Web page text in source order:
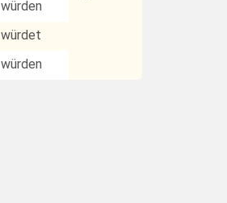
würden
würdet
würden